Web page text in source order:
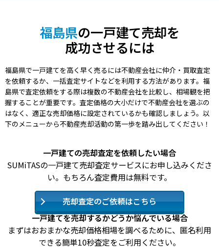
福島県の一戸建て売却を
成功させるには
福島県で一戸建てを高く早く売るには不動産会社に仲介・買取査定
を依頼するか、一括査定サイトなどを利用する方法があります。福
島県で査定依頼をする際は複数の不動産会社を比較し、相場観を把
握することが重要です。査定価格の大小だけで不動産会社を選ぶの
はなく、適正な売却価格に設定されているかも確認しましょう。以
下のメニューから不動産売却活動の第一歩を踏み出してください！
一戸建ての売却査定を依頼したい場合
SUMiTASの一戸建て売却査定サービスにお申し込みくださ
い。もちろん査定費用は無料です。
売却査定のご依頼はこちら
一戸建てを売却するかどうか悩んでいる場合
まずはおおまかな売却価格相場を調べるために、匿名利用
できる簡単10秒査定をご利用ください。